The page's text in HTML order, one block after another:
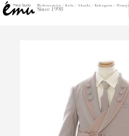
内
容
Nishinomiya / Kobe / Akashi / Kakogawa / Himeji
Since 1998